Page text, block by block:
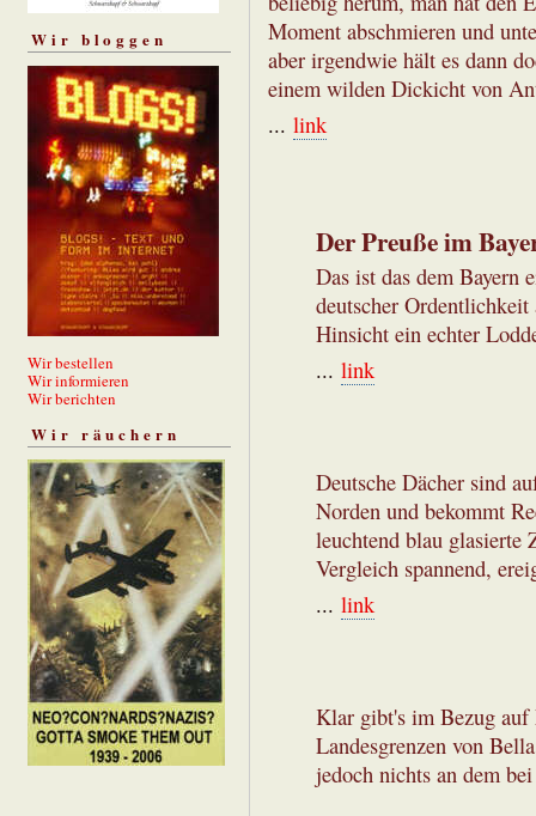
Wir bloggen
Wir bestellen
Wir informieren
Wir berichten
Wir räuchern
Moment abschmieren und
aber irgendwie hält es dann
einem wilden Dickicht von
... link
Der Preuße im
Das ist das dem Bayern
deutscher
Hinsicht ein echter
... link
Deutsche Dächer sind
Norden und bekommt
leuchtend blau glasierte
Vergleich spannend,
... link
Klar gibt's im Bezug auf
Landesgrenzen von
jedoch nichts an dem